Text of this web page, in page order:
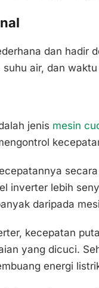
dan hadir
air, dan
jenis mesin
inverter lebih
daripada
kecepatan
yang dicuci.
energi